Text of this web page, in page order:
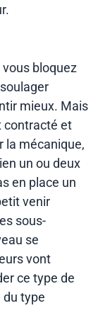
bloquez
mieux. Mais
contracté et
la mécanique,
un ou deux
en place un
venir
sous-
se
vont
ce type de
type